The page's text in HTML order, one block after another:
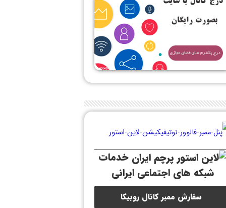
خدمات
شبکه های اجتماعی ایرانی
سفارش ممبر کانال روبیکا